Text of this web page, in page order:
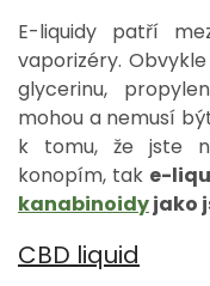
E-liquidy patří
vaporizéry.
glycerinu,
mohou a nemusí
k tomu, že jste
konopím, tak e-
kanabinoidyjako
CBD liquid